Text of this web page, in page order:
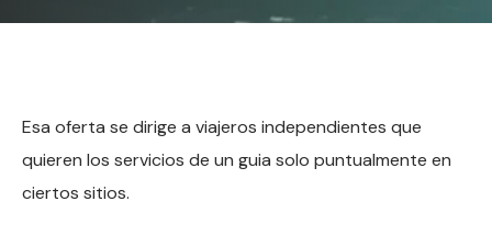
Esa oferta se dirige a viajeros independientes que
quieren los servicios de un guia solo puntualmente en
ciertos sitios.